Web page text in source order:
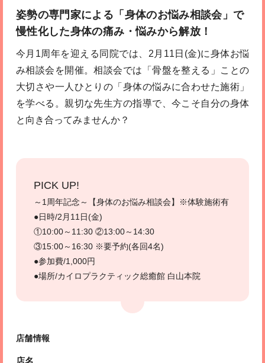
姿勢の専門家による「身体のお悩み相談会」で
慢性化した身体の痛み・悩みから解放！
今月1周年を迎える同院では、2月11日(金)に身体お悩
み相談会を開催。相談会では「骨盤を整える」ことの
大切さや一人ひとりの「身体の悩みに合わせた施術」
を学べる。親切な先生方の指導で、今こそ自分の身体
と向き合ってみませんか？
PICK UP!
～1周年記念～【身体のお悩み相談会】※体験施術有
●日時/2月11日(金)
①10:00～11:30 ②13:00～14:30
③15:00～16:30 ※要予約(各回4名)
●参加費/1,000円
●場所/カイロプラクティック総癒館 白山本院
店舗情報